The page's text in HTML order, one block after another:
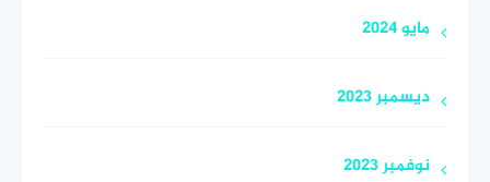
مايو 2024
ديسمبر 2023
نوفمبر 2023